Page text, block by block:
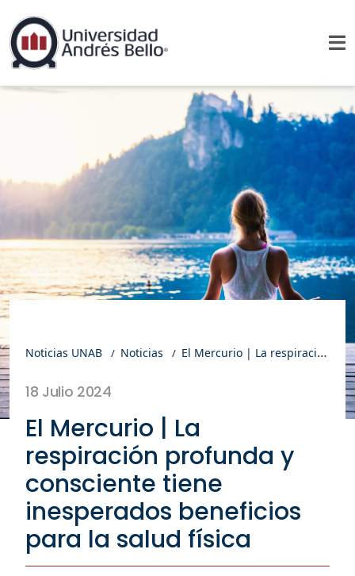
Noticias UNAB Noticias El Mercurio | La respiración profunda y consciente tiene inesperados beneficios para la salud física
18 Julio 2024
El Mercurio | La
respiración profunda y
consciente tiene
inesperados beneficios
para la salud física